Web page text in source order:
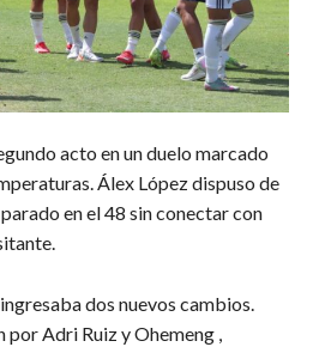
acto en un duelo marcado
Álex López dispuso de
en el 48 sin conectar con
dos nuevos cambios.
por Adri Ruiz y Ohemeng ,